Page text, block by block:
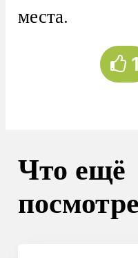
места.
1
Что ещё